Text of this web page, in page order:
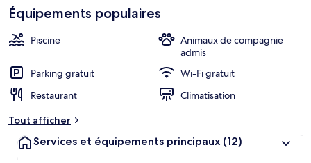
Équipements populaires
Piscine
Animaux de compagnie
admis
Parking gratuit
Wi-Fi gratuit
Restaurant
Climatisation
Tout afficher
Services et équipements principaux (12)